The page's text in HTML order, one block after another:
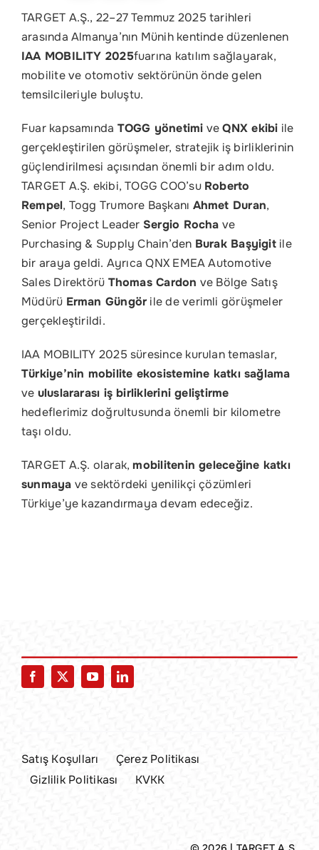
TARGET A.Ş., 22–27 Temmuz 2025 tarihleri
arasında Almanya’nın Münih kentinde düzenlenen
IAA MOBILITY 2025fuarına katılım sağlayarak,
mobilite ve otomotiv sektörünün önde gelen
temsilcileriyle buluştu.
Fuar kapsamında TOGG yönetimi veQNX ekibi ile
gerçekleştirilen görüşmeler, stratejik iş birliklerinin
güçlendirilmesi açısından önemli bir adım oldu.
TARGET A.Ş. ekibi, TOGG COO’su Roberto
Rempel, Togg Trumore Başkanı Ahmet Duran,
Senior Project Leader Sergio Rocha ve
Purchasing & Supply Chain’den Burak Başyigitile
bir araya geldi. Ayrıca QNX EMEA Automotive
Sales Direktörü Thomas Cardon ve Bölge Satış
Müdürü Erman Güngör ile de verimli görüşmeler
gerçekleştirildi.
IAA MOBILITY 2025 süresince kurulan temaslar,
Türkiye’nin mobilite ekosistemine katkı sağlama
ve uluslararası iş birliklerini geliştirme
hedeflerimiz doğrultusunda önemli bir kilometre
taşı oldu.
TARGET A.Ş. olarak,mobilitenin geleceğine katkı
sunmaya ve sektördeki yenilikçi çözümleri
Türkiye’ye kazandırmaya devam edeceğiz.
Satış Koşulları
Çerez Politikası
Gizlilik Politikası
KVKK